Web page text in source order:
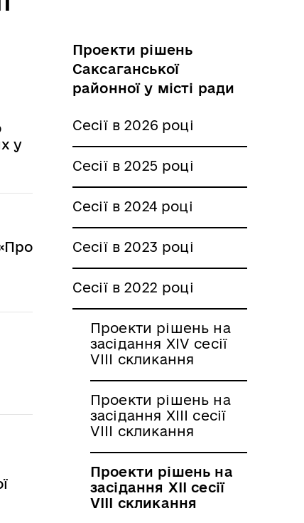
у
Проекти рішень
Саксаганської
районної у місті ради
Сесії в 2026 році
Сесії в 2025 році
Сесії в 2024 році
Сесії в 2023 році
Сесії в 2022 році
Проекти рішень на
засідання XIV сесії
VIII скликання
Проекти рішень на
засідання XIII сесії
VIII скликання
Проекти рішень на
засідання XII сесії
VIII скликання